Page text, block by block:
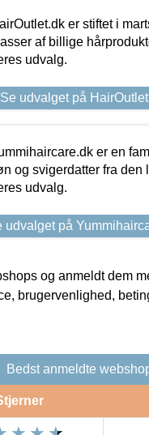
er stiftet i
af billige
udvalg.
Se udvalget på
er en
og svigerdatter fra den
udvalg.
udvalget på
og anmeldt dem
brugervenlighed,
Bedst anmeldte